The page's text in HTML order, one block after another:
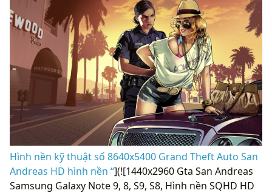
Hình nền kỹ thuật số 8640x5400 Grand Theft Auto San
Andreas HD hình nền “](![1440x2960 ​​Gta San Andreas
Samsung Galaxy Note 9, 8, S9, S8, Hình nền SQHD HD